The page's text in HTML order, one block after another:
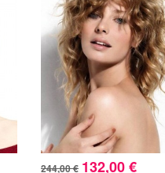
244,00 € 132,00 €